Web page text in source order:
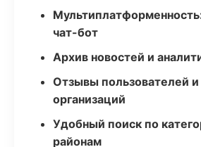
чат-бот
Архив новостей и
Отзывы пользователей и
организаций
Удобный поиск по
районам